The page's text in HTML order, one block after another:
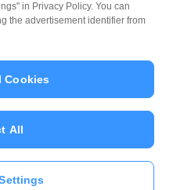
ロ
in Privacy Policy. You can
the advertisement identifier from
All
Cookies